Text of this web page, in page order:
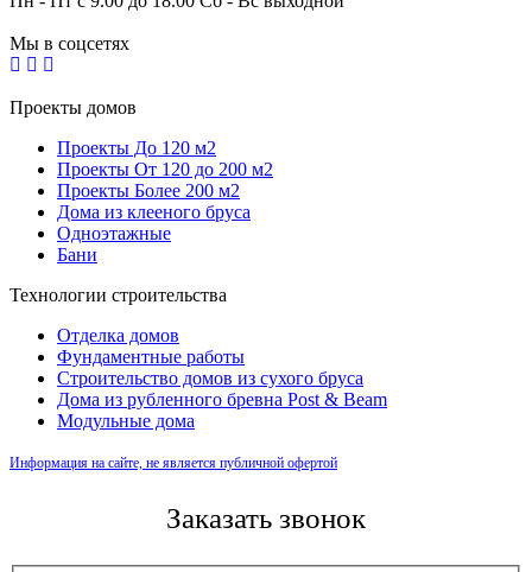
Мы в соцсетях
Проекты домов
Проекты До 120 м2
Проекты От 120 до 200 м2
Проекты Более 200 м2
Дома из клееного бруса
Одноэтажные
Бани
Технологии строительства
Отделка домов
Фундаментные работы
Строительство домов из сухого бруса
Дома из рубленного бревна Post & Beam
Модульные дома
Информация на сайте, не является публичной офертой
Заказать звонок